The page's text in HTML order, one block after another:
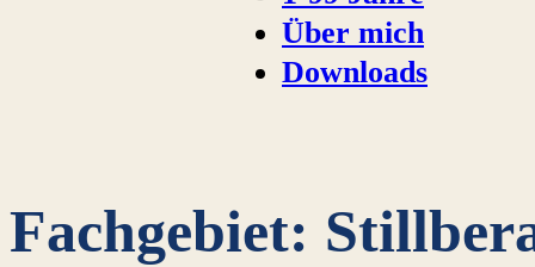
Über mich
Downloads
Fachgebiet: